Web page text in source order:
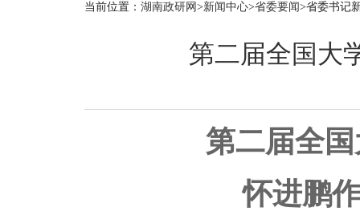
当前位置： 湖南政研网 >新闻中心>省委要闻>省委书记
第二届全国大
第二届全
怀进鹏